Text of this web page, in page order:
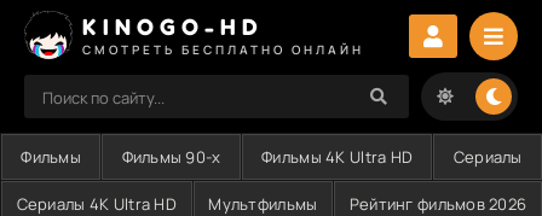
KINOGO-HD
СМОТРЕТЬ БЕСПЛАТНО ОНЛАЙН
Фильмы Фильмы 90-х Фильмы 4K Ultra HD Сериалы
Сериалы 4K Ultra HD Мультфильмы Рейтинг фильмов 2026